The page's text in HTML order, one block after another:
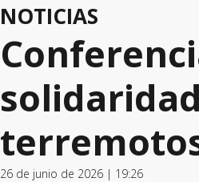
NOTICIAS
26 de junio de 2026 | 19:26